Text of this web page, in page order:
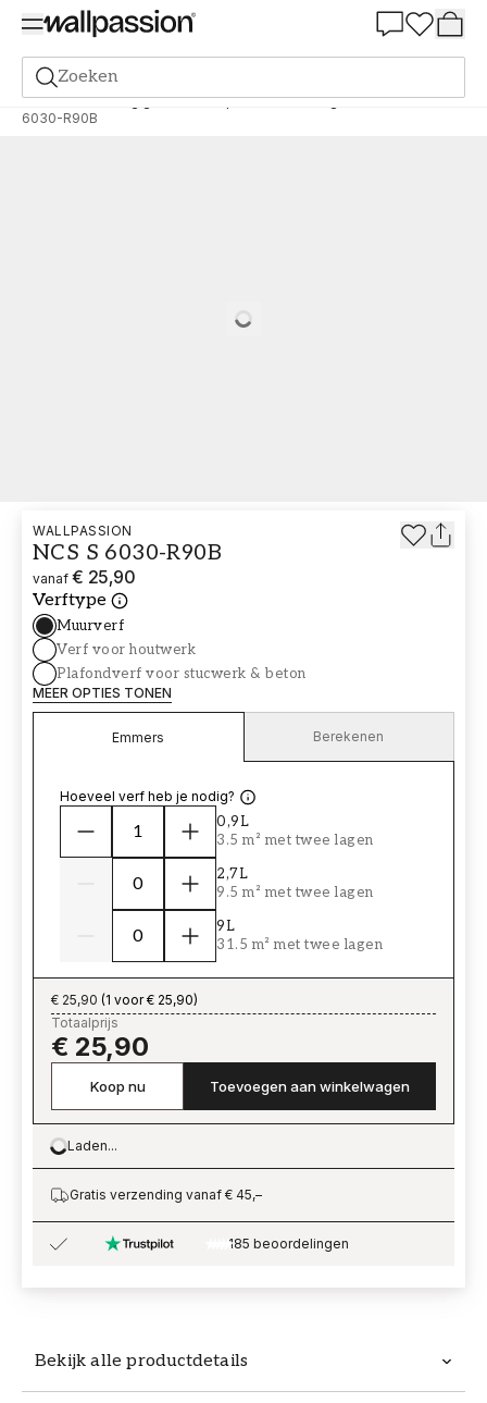
Zoeken
Verf Bestelling gebaseerd op NCS Bestelling door NCS
6030-R90B
Loading…
Bekijk alle productdetails
WALLPASSION
NCS S 6030-R90B
vanaf € 25,90
Verftype
Muurverf
Verf voor houtwerk
Plafondverf voor stucwerk & beton
MEER OPTIES TONEN
Emmers Berekenen
Hoeveel verf heb je nodig?
0,9L
3.5 m² met twee lagen
2,7L
9.5 m² met twee lagen
9L
31.5 m² met twee lagen
€ 25,90 (1 voor € 25,90)
Totaalprijs
€ 25,90
Koop nu Toevoegen aan winkelwagen
Loading…
Laden...
Gratis verzending vanaf € 45,–
185 beoordelingen